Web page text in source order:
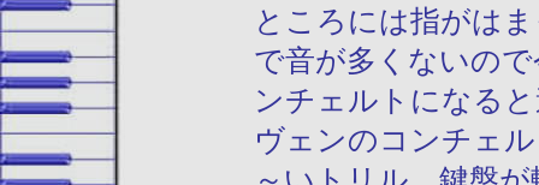
ところには指がは
で音が多くないの
ンチェルトになる
ヴェンのコンチェ